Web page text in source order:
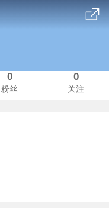
0
粉丝
0
关注